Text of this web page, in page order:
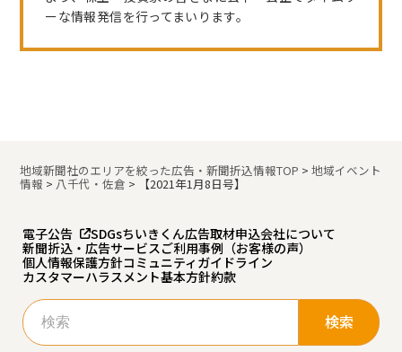
ーな情報発信を行ってまいります。
地域新聞社のエリアを絞った広告・新聞折込情報TOP >地域イベント
情報 > 八千代・佐倉 > 【2021年1月8日号】
電子公告 SDGsちいきくん広告取材申込会社について
新聞折込・広告サービスご利用事例（お客様の声）
個人情報保護方針コミュニティガイドライン
カスタマーハラスメント基本方針約款
検
索: